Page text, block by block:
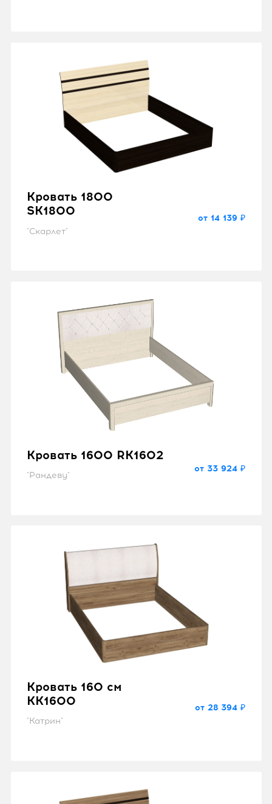
Кровать 1800
SK1800
"Скарлет"
от 14 139 ₽
Кровать 1600 RK1602
"Рандеву"
от 33 924 ₽
Кровать 160 см
KK1600
"Катрин"
от 28 394 ₽